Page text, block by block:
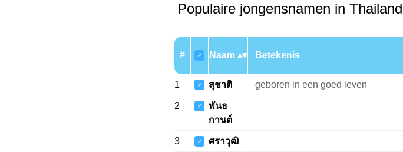
Populaire jongensnamen in Thailand
# ♂ Naam Betekenis
1 ♂ สุชาติ geboren in een goed leven
2 ♂
พันธ
กานต์
3 ♂ ศราวุฒิ